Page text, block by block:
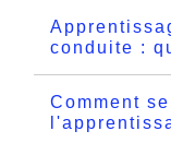
conduite :
Comment